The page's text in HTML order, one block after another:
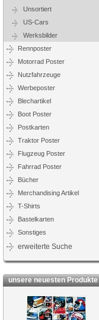
Unsortiert
US-Cars
Werksbilder
Rennposter
Motorrad Poster
Nutzfahrzeuge
Werbeposter
Blechartikel
Boot Poster
Postkarten
Traktor Poster
Flugzeug Poster
Fahrrad Poster
Bücher
Merchandising Artikel
T-Shirts
Bastelkarten
Sonstiges
erweiterte Suche
unsere neuesten Produkte